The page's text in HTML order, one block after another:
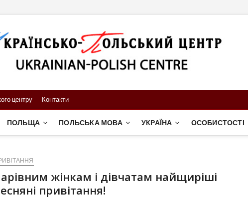
центру Контакти
ПОЛЬЩА ПОЛЬСЬКА МОВА УКРАЇНА ОСОБИСТОСТІ
жінкам і дівчатам найщиріші
привітання!